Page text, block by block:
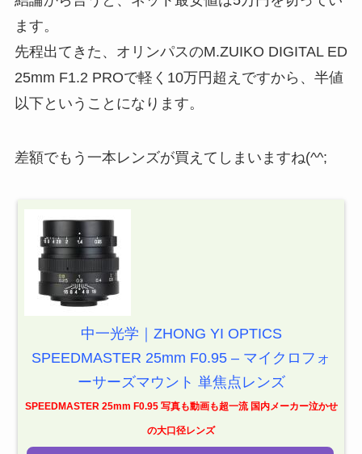
ます。
先程出てきた、オリンパスのM.ZUIKO DIGITAL ED
25mm F1.2 PROで軽く10万円超えですから、半値
以下ということになります。
差額でもう一本レンズが買えてしまいますね(^^;
中一光学｜ZHONG YI OPTICS
SPEEDMASTER 25mm F0.95 – マイクロフォ
ーサーズマウント 単焦点レンズ
SPEEDMASTER 25mm F0.95 写真も動画も超一流 国内メーカー泣かせ
の大口径レンズ